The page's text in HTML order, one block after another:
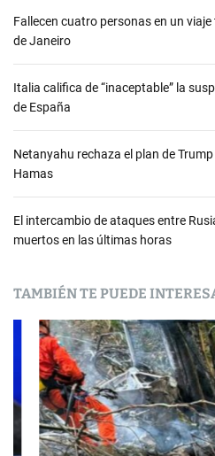
Fallecen cuatro personas en un
de Janeiro
Italia califica de “inaceptable” la
de España
Netanyahu rechaza el plan de
Hamas
El intercambio de ataques entre
muertos en las últimas horas
TAMBIÉN TE PUEDE